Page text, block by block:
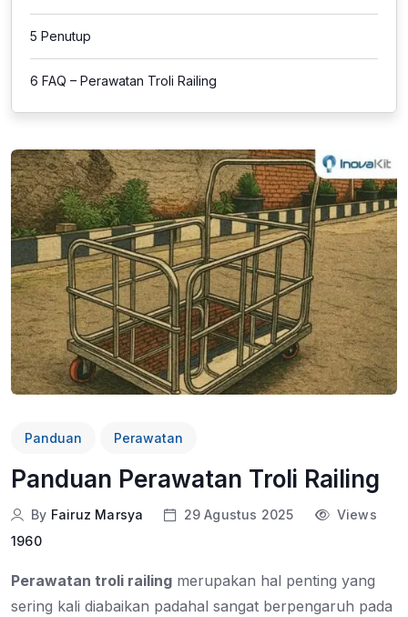
5 Penutup
6 FAQ – Perawatan Troli Railing
Panduan Perawatan
Panduan Perawatan Troli Railing
By Fairuz Marsya 29 Agustus 2025
Views
1960
Perawatan troli railing merupakan hal penting yang
sering kali diabaikan padahal sangat berpengaruh pada